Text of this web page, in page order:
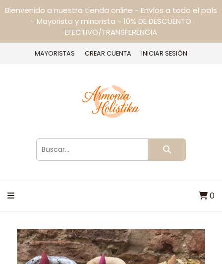
Bienvenido a nuestra tienda online - Envíos a todo el país
- Mayorista y minorista - 10% DE DESCUENTO
EFECTIVO/TRANSFERENCIA
MAYORISTAS CREAR CUENTA INICIAR SESIÓN
0